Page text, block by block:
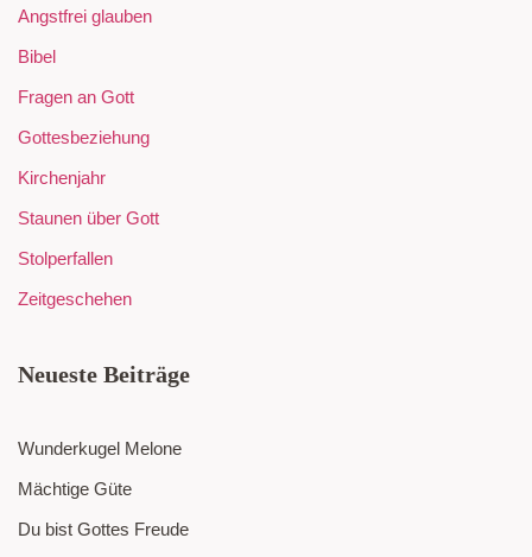
Angstfrei glauben
Bibel
Fragen an Gott
Gottesbeziehung
Kirchenjahr
Staunen über Gott
Stolperfallen
Zeitgeschehen
Neueste Beiträge
Wunderkugel Melone
Mächtige Güte
Du bist Gottes Freude